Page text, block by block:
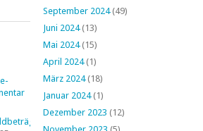
September 2024(49)
Juni 2024(13)
Mai 2024(15)
April 2024(1)
März 2024(18)
Januar 2024(1)
Dezember 2023 (12)